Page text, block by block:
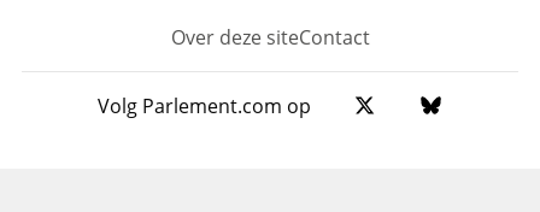
Footer
Over deze siteContact
Volg Parlement.com op